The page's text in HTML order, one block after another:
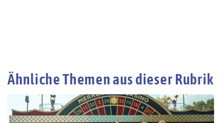
Ähnliche Themen aus dieser Rubrik